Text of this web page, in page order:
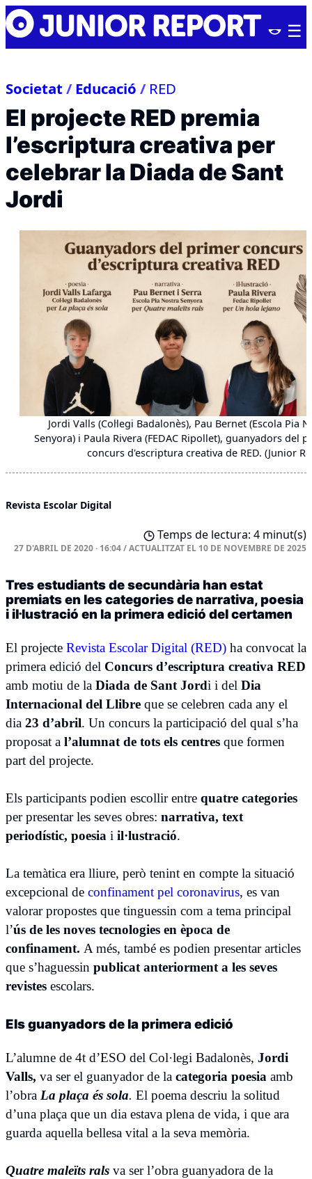
Skip
to
content
Junior
Report
Societat/Educació / RED
El projecte RED premia
l’escriptura creativa per
celebrar la Diada de Sant
Jordi
Jordi Valls (Col·legi Badalonès), Pau Bernet (Escola Pia
Senyora) i Paula Rivera (FEDAC Ripollet), guanyadors del
concurs d'escriptura creativa de RED. (Junior
Revista Escolar Digital
Temps de lectura: 4 minut(s)
27 D'ABRIL DE 2020 · 16:04/ACTUALITZAT EL 10 DE NOVEMBRE DE 2025
Tres estudiants de secundària han estat
premiats en les categories de narrativa, poesia
i il·lustració en la primera edició del certamen
El projecte Revista Escolar Digital (RED) ha convocat la
primera edició del Concurs d’escriptura creativa RED
amb motiu de la Diada de Sant Jordi i del Dia
Internacional del Llibre que se celebren cada any el
dia 23 d’abril. Un concurs la participació del qual s’ha
proposat a l’alumnat de tots els centres que formen
part del projecte.
Els participants podien escollir entre quatre categories
per presentar les seves obres: narrativa, text
periodístic, poesia i il·lustració.
La temàtica era lliure, però tenint en compte la situació
excepcional de confinament pel coronavirus, es van
valorar propostes que tinguessin com a tema principal
l’ús de les noves tecnologies en època de
confinament. A més, també es podien presentar articles
que s’haguessin publicat anteriorment a les seves
revistes escolars.
Els guanyadors de la primera edició
L’alumne de 4t d’ESO del Col·legi Badalonès, Jordi
Valls, va ser el guanyador de la categoria poesia amb
l’obra La plaça és sola. El poema descriu la solitud
d’una plaça que un dia estava plena de vida, i que ara
guarda aquella bellesa vital a la seva memòria.
Quatre maleïts rals va ser l’obra guanyadora de la